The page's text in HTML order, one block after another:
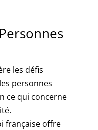
les défis
personnes
ce qui concerne
française offre